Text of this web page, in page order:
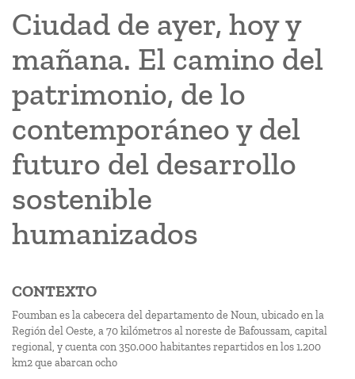
Ciudad de ayer, hoy y
mañana. El camino del
patrimonio, de lo
contemporáneo y del
futuro del desarrollo
sostenible
humanizados
CONTEXTO
Foumban es la cabecera del departamento de Noun, ubicado en la
Región del Oeste, a 70 kilómetros al noreste de Bafoussam, capital
regional, y cuenta con 350.000 habitantes repartidos en los 1.200
km2 que abarcan ocho